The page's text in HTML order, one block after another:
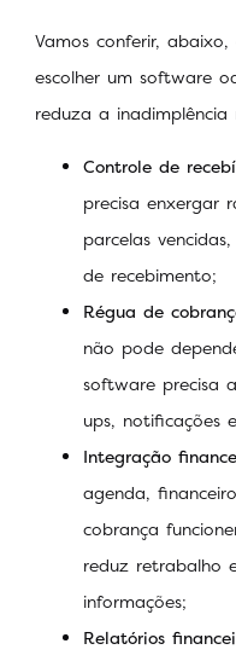
Vamos conferir,
escolher um software
reduza a inadimplência
Controle de
precisa enxergar
parcelas
de recebimento;
Régua de
não pode
software precisa
ups, notificações
Integração
agenda,
cobrança
reduz retrabalho
informações;
Relatórios